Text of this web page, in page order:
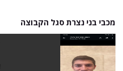
מכבי בני נצרת סגל הקבוצה